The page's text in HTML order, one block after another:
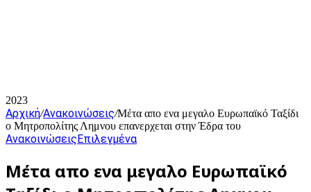
2023
Αρχική/Ανακοινώσεις/Μέτα απο ενα μεγαλο Ευρωπαϊκό Ταξίδι
ο Μητροπολίτης Λημνου επανερχεται στην Έδρα του
ΑνακοινώσειςΕπιλεγμένα
Μέτα απο ενα μεγαλο Ευρωπαϊκό